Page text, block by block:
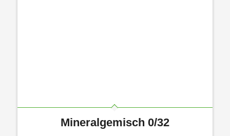
Mineralgemisch 0/32